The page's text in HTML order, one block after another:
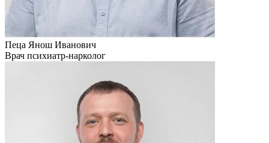
Пеца Янош Иванович
Врач психиатр-нарколог